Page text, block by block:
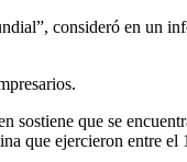
consideró en un
sostiene que se
que ejercieron entre el